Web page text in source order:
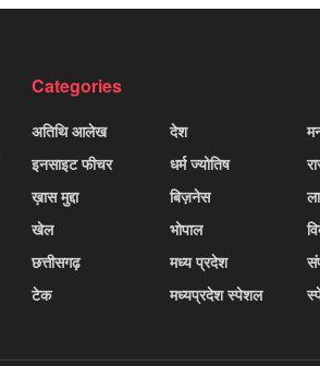
Categories
अतिथि आलेख
इनसाइट फीचर
ख़ास मुद्दा
खेल
छत्तीसगढ़
टेक
देश
धर्म ज्योतिष
बिज़नेस
भोपाल
मध्य प्रदेश
मध्यप्रदेश स्पेशल